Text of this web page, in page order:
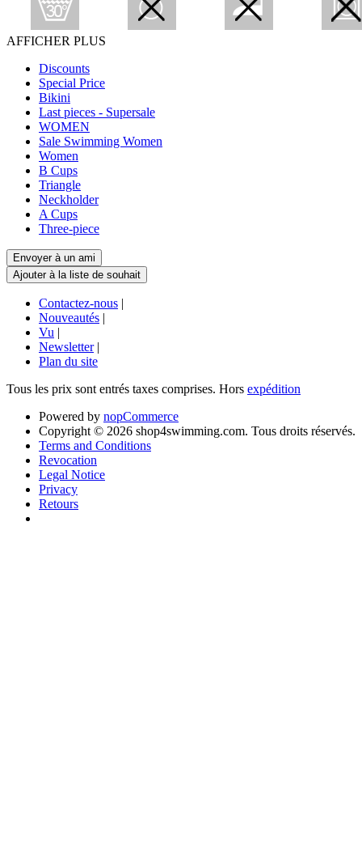
AFFICHER PLUS
Discounts
Special Price
Bikini
Last pieces - Supersale
WOMEN
Sale Swimming Women
Women
B Cups
Triangle
Neckholder
A Cups
Three-piece
Contactez-nous |
Nouveautés |
Vu |
Newsletter |
Plan du site
Tous les prix sont entrés taxes comprises. Hors expédition
Powered by nopCommerce
Copyright © 2026 shop4swimming.com. Tous droits réservés.
Terms and Conditions
Revocation
Legal Notice
Privacy
Retours